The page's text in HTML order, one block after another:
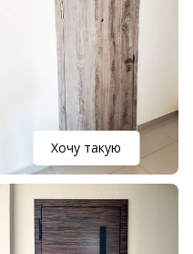
Хочу такую